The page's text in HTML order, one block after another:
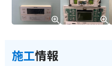
施工情報